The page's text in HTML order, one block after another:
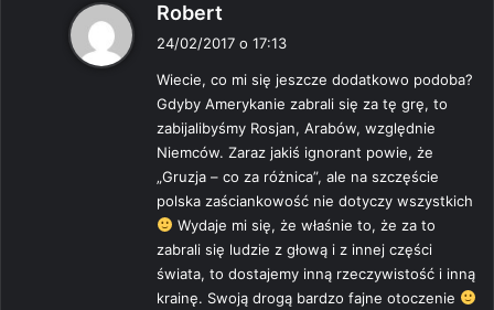
Robert
z
e
:
24/02/2017 o 17:13
Wiecie, co mi się jeszcze dodatkowo podoba?
Gdyby Amerykanie zabrali się za tę grę, to
zabijalibyśmy Rosjan, Arabów, względnie
Niemców. Zaraz jakiś ignorant powie, że
„Gruzja – co za różnica”, ale na szczęście
polska zaściankowość nie dotyczy wszystkich
Wydaje mi się, że właśnie to, że za to
zabrali się ludzie z głową i z innej części
świata, to dostajemy inną rzeczywistość i inną
krainę. Swoją drogą bardzo fajne otoczenie